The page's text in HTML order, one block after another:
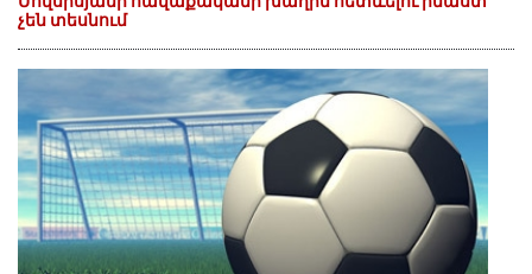
չեն տեսնում